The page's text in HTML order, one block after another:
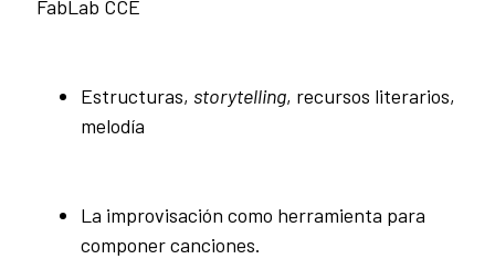
FabLab CCE
Estructuras, storytelling, recursos literarios,
melodía
La improvisación como herramienta para
componer canciones.